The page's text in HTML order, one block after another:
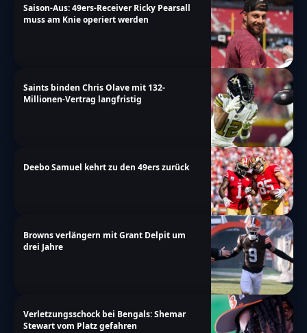
Saison-Aus: 49ers-Receiver Ricky Pearsall
muss am Knie operiert werden
Saints binden Chris Olave mit 132-
Millionen-Vertrag langfristig
Deebo Samuel kehrt zu den 49ers zurück
Browns verlängern mit Grant Delpit um
drei Jahre
Verletzungsschock bei Bengals: Shemar
Stewart vom Platz gefahren